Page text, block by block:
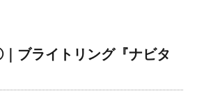
ブライトリング『ナビタ